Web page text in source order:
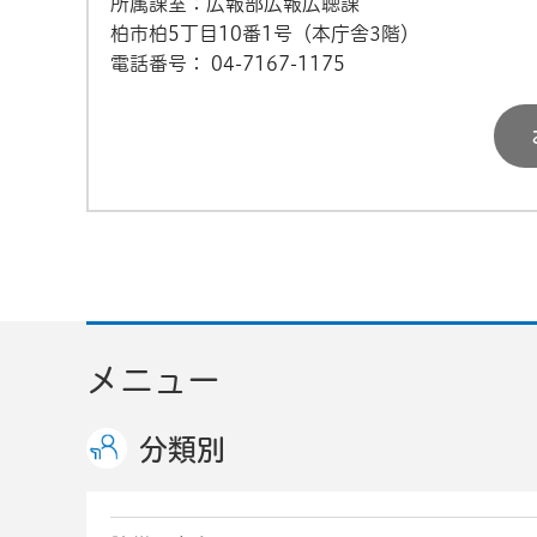
柏市柏5丁目10番1号（本庁舎3階）
電話番号：
04-7167-1175
メニュー
分類別